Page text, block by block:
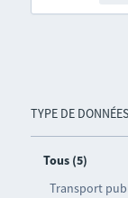
TYPE DE DONNÉES
Tous (5)
Transport